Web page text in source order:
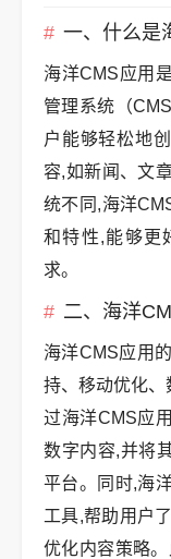
一、什么是
海洋CMS应用
管理系统（
户能够轻松地
容,如新闻、文
统不同,海洋
和特性,能够更
求。
二、海洋
海洋CMS应用
持、移动优化、
过海洋CMS应
数字内容,并将
平台。同时,海
工具,帮助用户
优化内容策略